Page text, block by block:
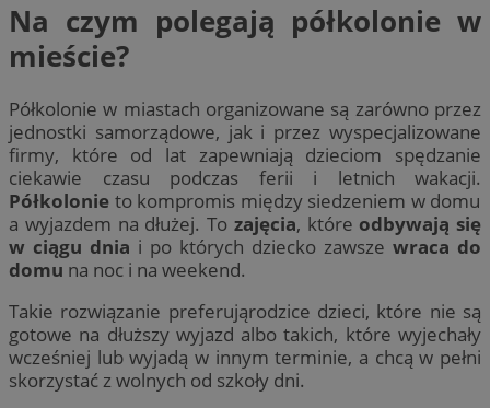
Na czym polegają półkolonie w
mieście?
Półkolonie w miastach organizowane są zarówno przez
jednostki samorządowe, jak i przez wyspecjalizowane
firmy, które od lat zapewniają dzieciom spędzanie
ciekawie czasu podczas ferii i letnich wakacji.
Półkolonie to kompromis między siedzeniem w domu
a wyjazdem na dłużej. To zajęcia, które odbywają się
w ciągu dnia i po których dziecko zawsze wraca do
domu na noc i na weekend.
Takie rozwiązanie preferująrodzice dzieci, które nie są
gotowe na dłuższy wyjazd albo takich, które wyjechały
wcześniej lub wyjadą w innym terminie, a chcą w pełni
skorzystać z wolnych od szkoły dni.